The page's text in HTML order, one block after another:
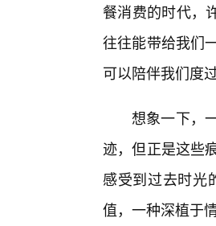
餐消费的时代，
往往能带给我们
可以陪伴我们度
想象一下，
迹，但正是这些
感受到过去时光
值，一种深植于